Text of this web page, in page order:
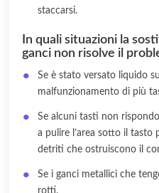
staccarsi.
In quali situazioni la
ganci non risolve il
Se è stato versato liquido
malfunzionamento di più
Se alcuni tasti non
a pulire l’area sotto il tasto
detriti che ostruiscono il
Se i ganci metallici che
rotti.